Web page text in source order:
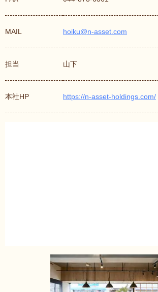
MAIL hoiku@n-asset.com
担当 山下
本社HP https://n-asset-holdings.com/